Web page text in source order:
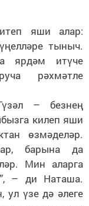
яши алар:
тыныч.
ярдәм итүче
рәхмәтле
– безнең
килеп яши
өзмәделәр.
барына да
Мин аларга
– ди Наташа.
үзе дә әлеге